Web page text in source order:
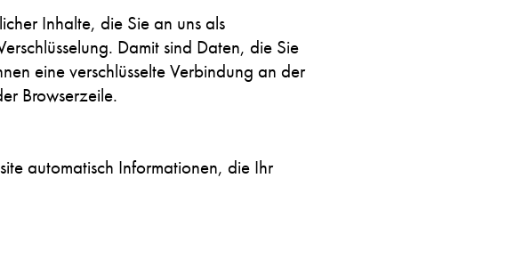
Inhalte, die Sie an uns als
Damit sind Daten, die Sie
eine verschlüsselte Verbindung an der
Browserzeile.
automatisch Informationen, die Ihr